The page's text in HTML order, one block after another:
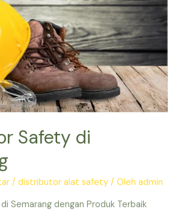
Safety di
/distributor alat safety / Olehadmin
Semarang dengan Produk Terbaik